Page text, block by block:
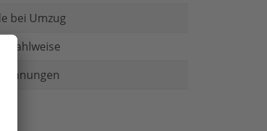
bei Umzug
Zahlweise